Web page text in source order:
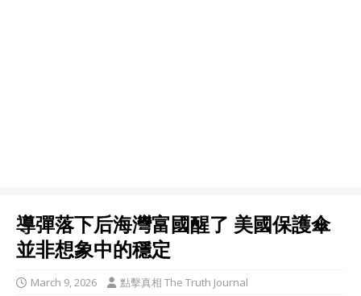
導彈落下后海灣富國醒了 美國保護傘
並非想象中的穩定
March 9, 2026 點擊真相 The Truth Journal